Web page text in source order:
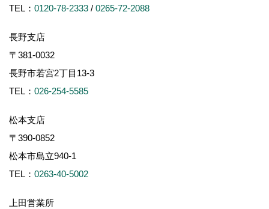
TEL： 0120-78-2333 / 0265-72-2088
長野支店
〒381-0032
長野市若宮2丁目13-3
TEL： 026-254-5585
松本支店
〒390-0852
松本市島立940-1
TEL： 0263-40-5002
上田営業所